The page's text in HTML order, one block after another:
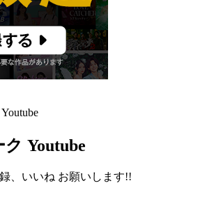
Youtube
、いいね お願いします!!